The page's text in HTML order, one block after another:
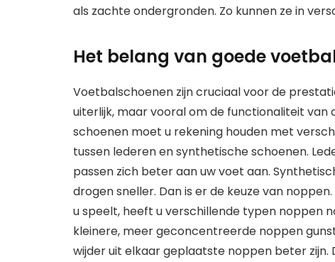
als zachte ondergronden. Zo kunnen ze in
Het belang van goede
Voetbalschoenen zijn cruciaal voor de
uiterlijk, maar vooral om de functionaliteit van
schoenen moet u rekening houden met
tussen lederen en synthetische schoenen.
passen zich beter aan uw voet aan.
drogen sneller. Dan is er de keuze van
u speelt, heeft u verschillende typen noppen
kleinere, meer geconcentreerde noppen
wijder uit elkaar geplaatste noppen beter